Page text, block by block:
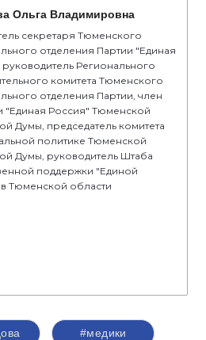
Ольга Владимировна
секретаря Тюменского
отделения Партии "Единая
руководитель Регионального
комитета Тюменского
отделения Партии, член
"Единая Россия" Тюменской
Думы, председатель комитета
политике Тюменской
Думы, руководитель Штаба
поддержки "Единой
Тюменской области
#медики